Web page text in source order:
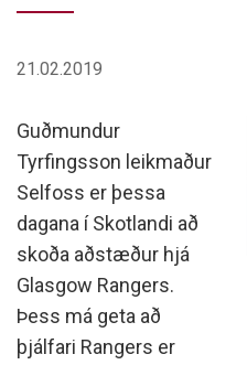
21.02.2019
Guðmundur
Tyrfingsson leikmaður
Selfoss er þessa
dagana í Skotlandi að
skoða aðstæður hjá
Glasgow Rangers.
Þess má geta að
þjálfari Rangers er